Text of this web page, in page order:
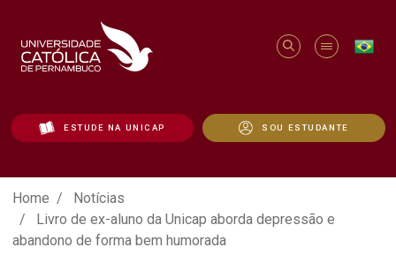
ESTUDE NA UNICAP SOU ESTUDANTE
Livro de ex-aluno da Unicap aborda
Home
Notícias
Livro de ex-aluno da Unicap aborda depressão e
abandono de forma bem humorada